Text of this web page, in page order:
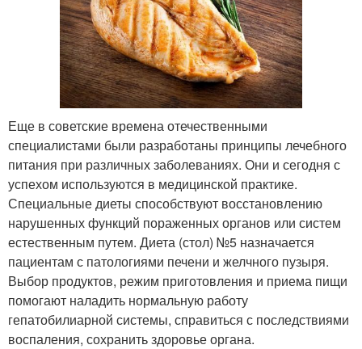
Еще в советские времена отечественными
специалистами были разработаны принципы лечебного
питания при различных заболеваниях. Они и сегодня с
успехом используются в медицинской практике.
Специальные диеты способствуют восстановлению
нарушенных функций пораженных органов или систем
естественным путем. Диета (стол) №5 назначается
пациентам с патологиями печени и желчного пузыря.
Выбор продуктов, режим приготовления и приема пищи
помогают наладить нормальную работу
гепатобилиарной системы, справиться с последствиями
воспаления, сохранить здоровье органа.